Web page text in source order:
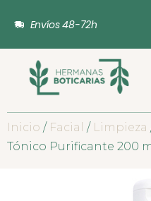
Envíos 48-72h
Inicio / Facial / Limpieza
Tónico Purificante 200